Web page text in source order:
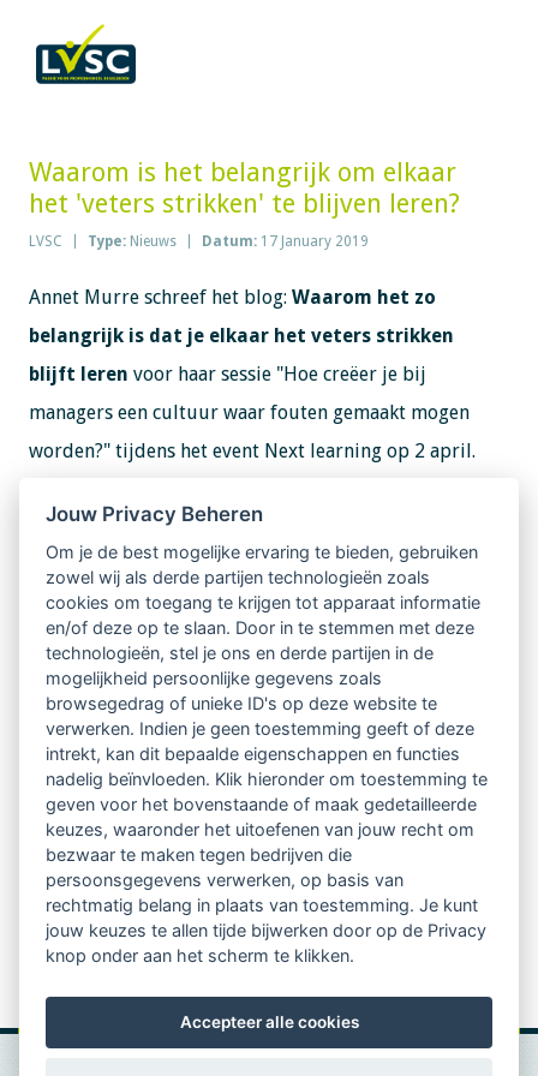
Waarom is het belangrijk om elkaar
het 'veters strikken' te blijven leren?
LVSC Type: Nieuws Datum: 17 January 2019
Annet Murre schreef het blog: Waarom het zo
belangrijk is dat je elkaar het veters strikken
blijft leren voor haar sessie "Hoe creëer je bij
managers een cultuur waar fouten gemaakt mogen
worden?" tijdens het event Next learning op 2 april.
Mijn eerste ervaring met begeleide intervisie dateert
uit 1969. Ver voordat begeleide intervisie erkend was
als professioneel instrument. Ook bestond er nog geen
klittenband en het veterstrikdiploma.
Ik was vier jaar en zat samen met mijn eerste vriendje
Fransje en buurmeisje Marieke op de keukenmat bij
onze achterdeur. Ik was net keihard gevallen op mijn
knie. Fransje veegde de tranen van mijn wangen en
drukte een zakdoek met zijn spuug op mijn
geschaafde knie. Hij keek naar mijn schoenen waar de
veters los in zaten.
Jouw Privacy Beheren
Om je de best mogelijke ervaring te bieden, gebruiken
zowel wij als derde partijen technologieën zoals
cookies om toegang te krijgen tot apparaat informatie
en/of deze op te slaan. Door in te stemmen met deze
technologieën, stel je ons en derde partijen in de
mogelijkheid persoonlijke gegevens zoals
browsegedrag of unieke ID's op deze website te
verwerken. Indien je geen toestemming geeft of deze
intrekt, kan dit bepaalde eigenschappen en functies
nadelig beïnvloeden. Klik hieronder om toestemming te
geven voor het bovenstaande of maak gedetailleerde
keuzes, waaronder het uitoefenen van jouw recht om
bezwaar te maken tegen bedrijven die
persoonsgegevens verwerken, op basis van
rechtmatig belang in plaats van toestemming. Je kunt
jouw keuzes te allen tijde bijwerken door op de Privacy
knop onder aan het scherm te klikken.
Accepteer alle cookies